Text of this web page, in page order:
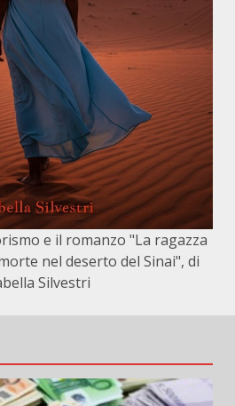
e il romanzo "La ragazza
nel deserto del Sinai", di
Silvestri